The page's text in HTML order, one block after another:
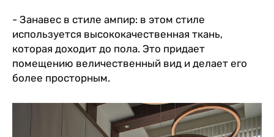
- Занавес в стиле ампир: в этом стиле
используется высококачественная ткань,
которая доходит до пола. Это придает
помещению величественный вид и делает его
более просторным.